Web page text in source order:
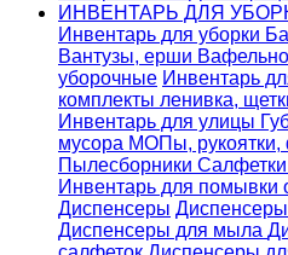
ИНВЕНТАРЬ ДЛЯ
Инвентарь для уборки
Вантузы, ерши
уборочные Инвентарь
комплекты ленивка,
Инвентарь для улицы
мусора МОПы,
Пылесборники
Инвентарь для помывки
Диспенсеры
Диспенсеры для мыла